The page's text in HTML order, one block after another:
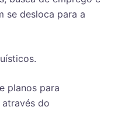
se desloca para a
planos para
do